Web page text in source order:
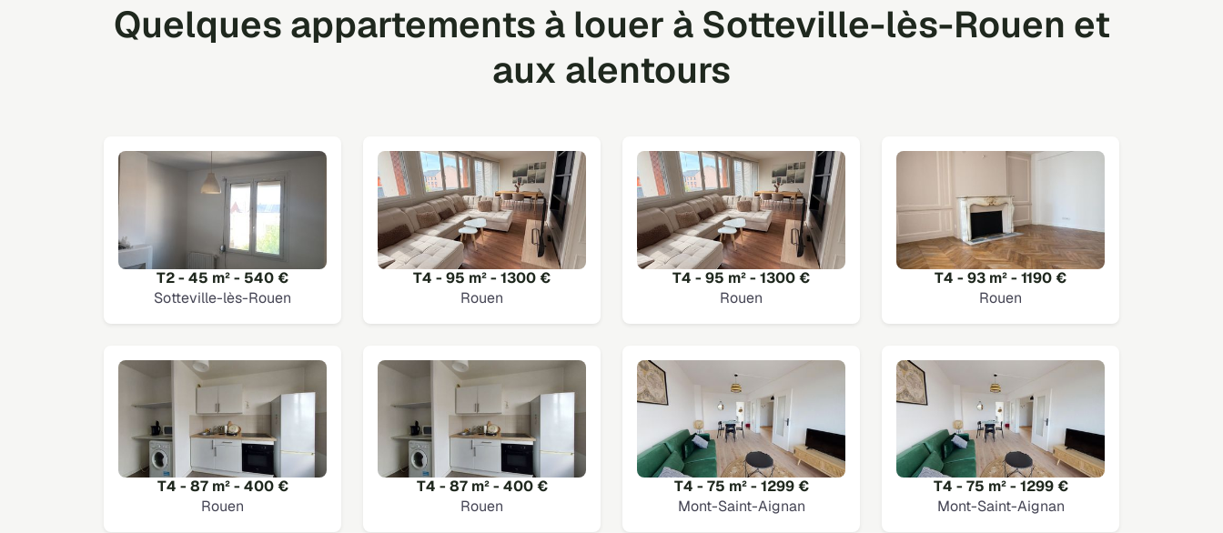
Quelques appartements à louer à Sotteville-lès-Rouen et
aux alentours
T2 - 45 m² - 540 €
Sotteville-lès-Rouen
T4 - 95 m² - 1300 €
Rouen
T4 - 95 m² - 1300 €
Rouen
T4 - 93 m² - 1190 €
Rouen
T4 - 87 m² - 400 €
Rouen
T4 - 87 m² - 400 €
Rouen
T4 - 75 m² - 1299 €
Mont-Saint-Aignan
T4 - 75 m² - 1299 €
Mont-Saint-Aignan